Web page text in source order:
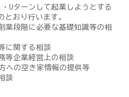
Uターンして起業しようとする
とおり行います。
業段階に必要な基礎知識等の相
に関する相談
等企業経営上の相談
への空き家情報の提供等
談